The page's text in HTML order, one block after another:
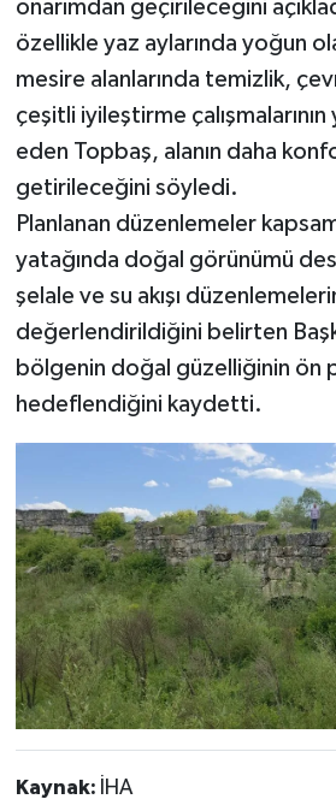
onarımdan geçirileceğini
özellikle yaz aylarında yoğun
mesire alanlarında temizlik,
çeşitli iyileştirme çalışmalarının
eden Topbaş, alanın daha
getirileceğini söyledi.
Planlanan düzenlemeler
yatağında doğal görünümü
şelale ve su akışı
değerlendirildiğini belirten
bölgenin doğal güzelliğinin ön
hedeflendiğini kaydetti.
Kaynak: İHA